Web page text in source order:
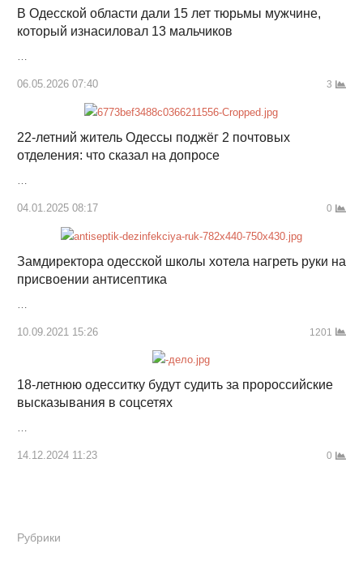
В Одесской области дали 15 лет тюрьмы мужчине,
который изнасиловал 13 мальчиков
06.05.2026 07:40 3
22-летний житель Одессы поджёг 2 почтовых
отделения: что сказал на допросе
04.01.2025 08:17 0
Замдиректора одесской школы хотела нагреть руки на
присвоении антисептика
10.09.2021 15:26 1201
18-летнюю одесситку будут судить за пророссийские
высказывания в соцсетях
…
14.12.2024 11:23 0
Рубрики